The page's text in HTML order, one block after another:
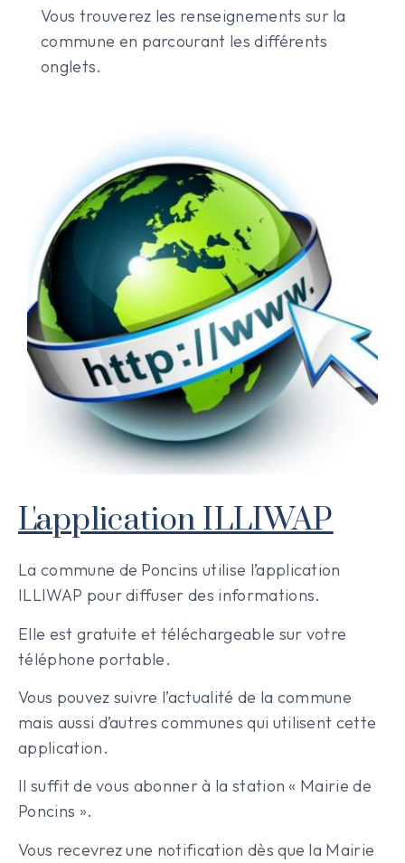
Vous trouverez les renseignements sur la
commune en parcourant les différents
onglets.
L'application ILLIWAP
La commune de Poncins utilise l’application
ILLIWAP pour diffuser des informations.
Elle est gratuite et téléchargeable sur votre
téléphone portable.
Vous pouvez suivre l’actualité de la commune
mais aussi d’autres communes qui utilisent cette
application.
Il suffit de vous abonner à la station « Mairie de
Poncins ».
Vous recevrez une notification dès que la Mairie